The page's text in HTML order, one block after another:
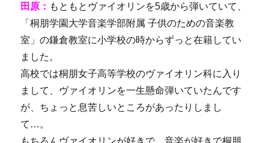
田原： もともとヴァイオリンを5歳から弾いていて、
「桐朋学園大学音楽学部附属 子供のための音楽教
室」の鎌倉教室に小学校の時からずっと在籍してい
ました。
高校では桐朋女子高等学校のヴァイオリン科に入り
まして、ヴァイオリンを一生懸命弾いていたんです
が、ちょっと息苦しいところがあったりしまし
て…。
もちろんヴァイオリンが好きで、音楽が好きで桐朋